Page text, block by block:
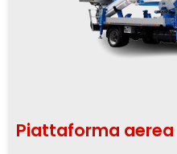
Piattaforma aerea